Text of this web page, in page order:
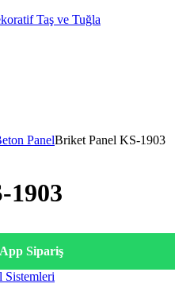
PanelBriket Panel KS-1903
1903
Sipariş
Sistemleri